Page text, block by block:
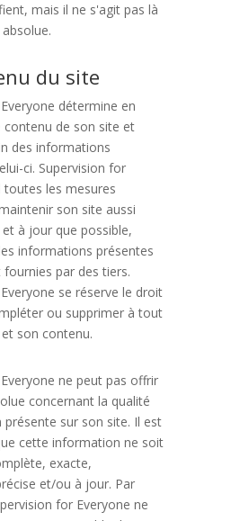
mais il ne s'agit pas là
du site
détermine en
contenu de son site et
des informations
ci. Supervision for
toutes les mesures
son site aussi
à jour que possible,
informations présentes
par des tiers.
se réserve le droit
ou supprimer à tout
son contenu.
ne peut pas offrir
concernant la qualité
sur son site. Il est
cette information ne soit
exacte,
et/ou à jour. Par
for Everyone ne